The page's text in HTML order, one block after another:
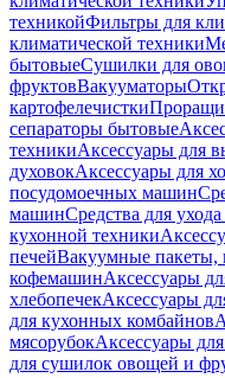
техникойФильтры для
климатической техники
бытовыеСушилки для
фруктовВакууматоры
картофелечистки
сепараторы бытовые
техникиАксессуары для
духовокАксессуары для
посудомоечных машин
машинСредства для
кухонной техники
печейВакуумные пакеты,
кофемашинАксессуары
хлебопечекАксессуары
для кухонных комбайнов
мясорубокАксессуары
для сушилок овощей и